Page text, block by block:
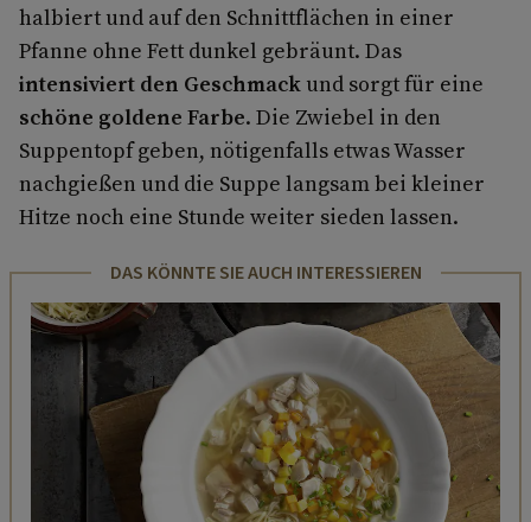
halbiert und auf den Schnittflächen in einer
Pfanne ohne Fett dunkel gebräunt. Das
intensiviert den Geschmack und sorgt für eine
schöne goldene Farbe. Die Zwiebel in den
Suppentopf geben, nötigenfalls etwas Wasser
nachgießen und die Suppe langsam bei kleiner
Hitze noch eine Stunde weiter sieden lassen.
DAS KÖNNTE SIE AUCH INTERESSIEREN